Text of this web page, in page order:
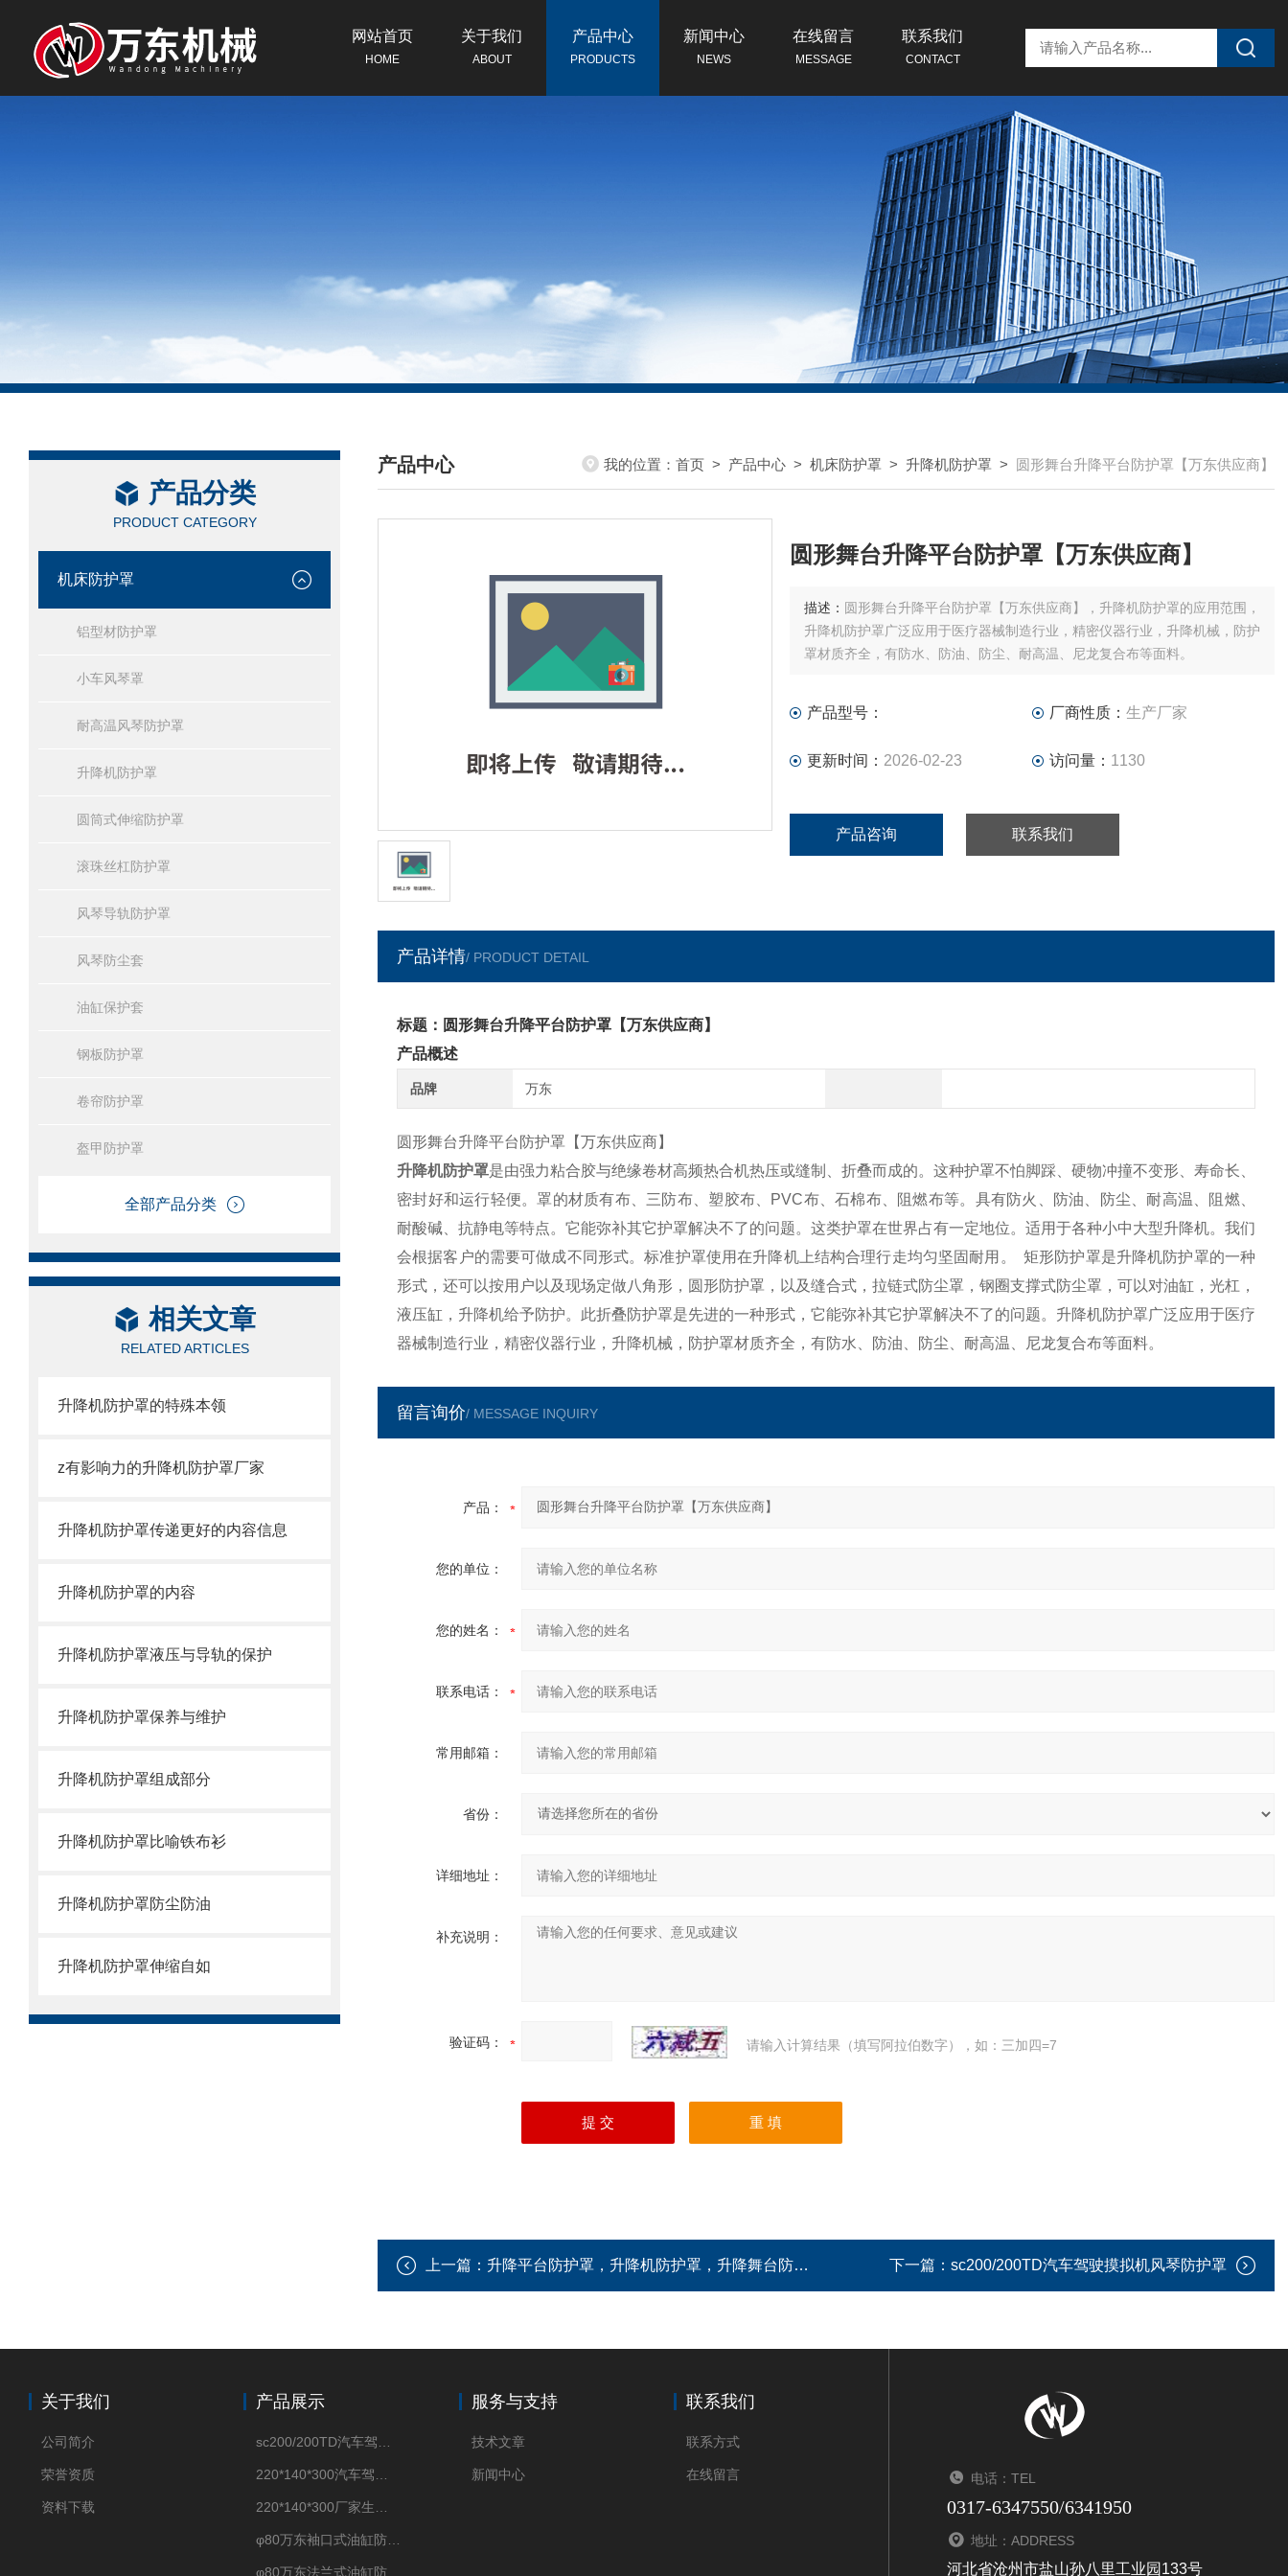
网站首页
HOME
关于我们
ABOUT
产品中心
PRODUCTS
新闻中心
NEWS
在线留言
MESSAGE
联系我们
CONTACT
产品分类
PRODUCT CATEGORY
机床防护罩
铝型材防护罩
小车风琴罩
耐高温风琴防护罩
升降机防护罩
圆筒式伸缩防护罩
滚珠丝杠防护罩
风琴导轨防护罩
风琴防尘套
油缸保护套
钢板防护罩
卷帘防护罩
盔甲防护罩
全部产品分类
相关文章
RELATED ARTICLES
升降机防护罩的特殊本领
z有影响力的升降机防护罩厂家
升降机防护罩传递更好的内容信息
升降机防护罩的内容
升降机防护罩液压与导轨的保护
升降机防护罩保养与维护
升降机防护罩组成部分
升降机防护罩比喻铁布衫
升降机防护罩防尘防油
升降机防护罩伸缩自如
产品中心
/ PRODUCTS CENTER
我的位置： 首页 > 产品中心 > 机床防护罩 > 升降机防护罩 > 圆形舞台升降平台防护罩【万东供应商】
圆形舞台升降平台防护罩【万东供应商】
描述： 圆形舞台升降平台防护罩【万东供应商】，升降机防护罩的应用范围，
升降机防护罩广泛应用于医疗器械制造行业，精密仪器行业，升降机械，防护
罩材质齐全，有防水、防油、防尘、耐高温、尼龙复合布等面料。
产品型号： 厂商性质： 生产厂家
更新时间： 2026-02-23 访问量： 1130
产品咨询 联系我们
产品详情/ PRODUCT DETAIL
标题：圆形舞台升降平台防护罩【万东供应商】
产品概述
品牌 万东
圆形舞台升降平台防护罩【万东供应商】
升降机防护罩是由强力粘合胶与绝缘卷材高频热合机热压或缝制、折叠而成的。这种护罩不怕脚踩、硬物冲撞不变形、寿命长、
密封好和运行轻便。罩的材质有布、三防布、塑胶布、 PVC布、石棉布、阻燃布等。具有防火、防油、防尘、耐高温、阻燃、
耐酸碱、抗静电等特点。它能弥补其它护罩解决不了的问题。这类护罩在世界占有一定地位。适用于各种小中大型升降机。我们
会根据客户的需要可做成不同形式。标准护罩使用在升降机上结构合理行走均匀坚固耐用。
矩形防护罩是升降机防护罩的一种
形式，还可以按用户以及现场定做八角形，圆形防护罩，以及缝合式，拉链式防尘罩，钢圈支撑式防尘罩，可以对油缸，光杠，
液压缸，升降机给予防护。此折叠防护罩是先进的一种形式，它能弥补其它护罩解决不了的问题。 升降机防护罩广泛应用于医疗
器械制造行业，精密仪器行业，升降机械，防护罩材质齐全，有防水、防油、防尘、耐高温、尼龙复合布等面料。
留言询价/ MESSAGE INQUIRY
产品：
您的单位：
您的姓名：
联系电话：
常用邮箱：
省份：
详细地址：
补充说明：
验证码： 请输入计算结果（填写阿拉伯数字），如：三加四=7
上一篇： 升降平台防护罩，升降机防护罩，升降舞台防护罩 下一篇： sc200/200TD汽车驾驶摸拟机风琴防护罩
关于我们
公司简介
荣誉资质
资料下载
产品展示 服务与支持
技术文章
新闻中心
联系我们
联系方式
在线留言 电话：TEL
0317-6347550/6341950
地址：ADDRESS
河北省沧州市盐山孙八里工业园133号